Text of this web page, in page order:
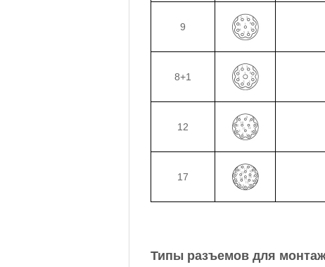
9
8+1
12
17
Типы разъемов для